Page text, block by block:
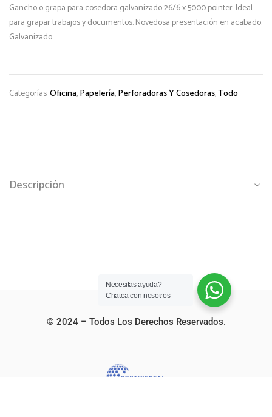
Gancho o grapa para cosedora galvanizado 26/6 x 5000 pointer. Ideal
para grapar trabajos y documentos. Novedosa presentación en acabado.
Galvanizado.
Categorías:Oficina,Papelería,Perforadoras Y Cosedoras,Todo
Descripción
© 2024 – Todos Los Derechos Reservados.
Necesitas ayuda?
Chatea con nosotros